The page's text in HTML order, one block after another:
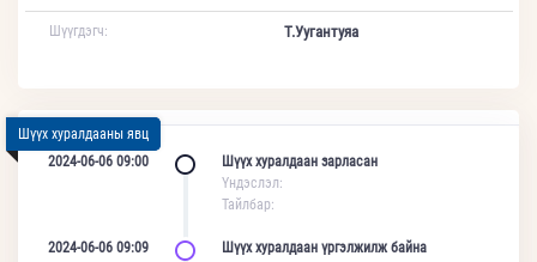
Шүүгдэгч: Т.Уугантуяа
Шүүх хуралдааны явц
2024-06-06 09:00
Шүүх хуралдаан зарласан
Үндэслэл:
Тайлбар:
2024-06-06 09:09
Шүүх хуралдаан үргэлжилж байна